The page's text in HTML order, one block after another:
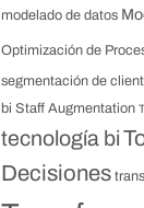
modelado de datos
Optimización de
segmentación de
bi Staff Augmentation
tecnología bi
Decisiones